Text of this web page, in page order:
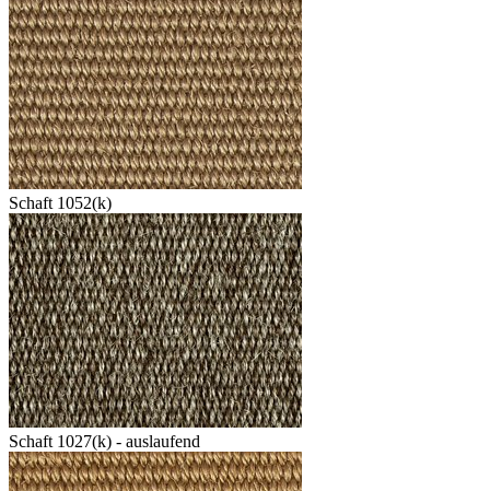
Schaft 1052(k)
Schaft 1027(k) - auslaufend